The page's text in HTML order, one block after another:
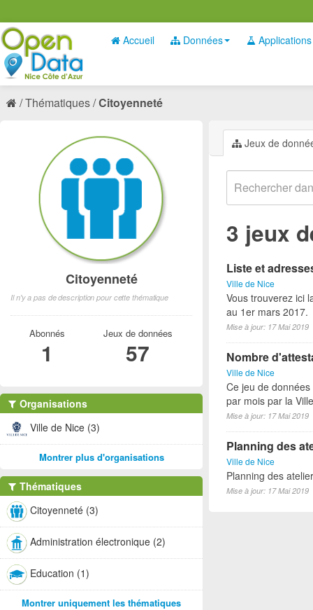
Accueil Données Applications
Thématiques Citoyenneté
Jeux de
3 jeux
Liste et
Ville de Nice
Vous trouverez ici
au 1er mars 2017.
Mise à jour: 17 Mai 2019
Nombre
Ville de Nice
Ce jeu de
par mois par la
Mise à jour: 17 Mai 2019
Planning des
Ville de Nice
Planning des
Mise à jour: 17 Mai 2019
Citoyenneté
Il n'y a pas de description pour cette thématique
Abonnés
1
Jeux de données
57
Organisations
Ville de Nice (3)
Montrer plus d'organisations
Thématiques
Citoyenneté (3)
Administration électronique (2)
Education (1)
Montrer uniquement les thématiques